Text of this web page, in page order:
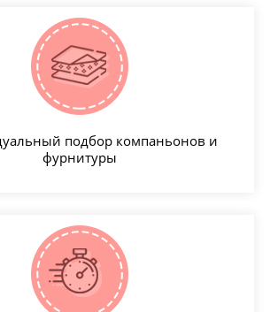
подбор компаньонов и
фурнитуры